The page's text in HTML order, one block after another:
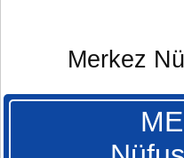
Merkez